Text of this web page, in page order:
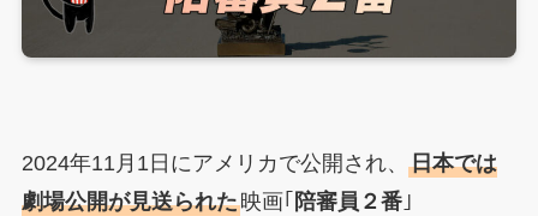
2024年11月1日にアメリカで公開され、 日本では
劇場公開が見送られた映画｢ 陪審員２番｣